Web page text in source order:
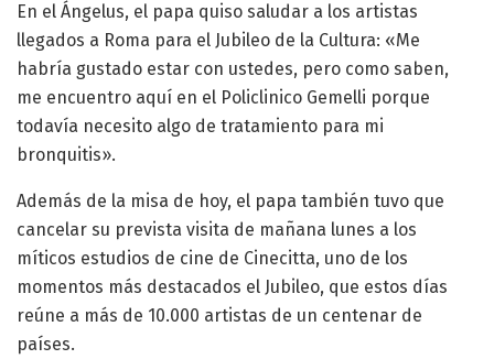
En el Ángelus, el papa quiso saludar a los artistas
llegados a Roma para el Jubileo de la Cultura: «Me
habría gustado estar con ustedes, pero como saben,
me encuentro aquí en el Policlinico Gemelli porque
todavía necesito algo de tratamiento para mi
bronquitis».
Además de la misa de hoy, el papa también tuvo que
cancelar su prevista visita de mañana lunes a los
míticos estudios de cine de Cinecitta, uno de los
momentos más destacados el Jubileo, que estos días
reúne a más de 10.000 artistas de un centenar de
países.